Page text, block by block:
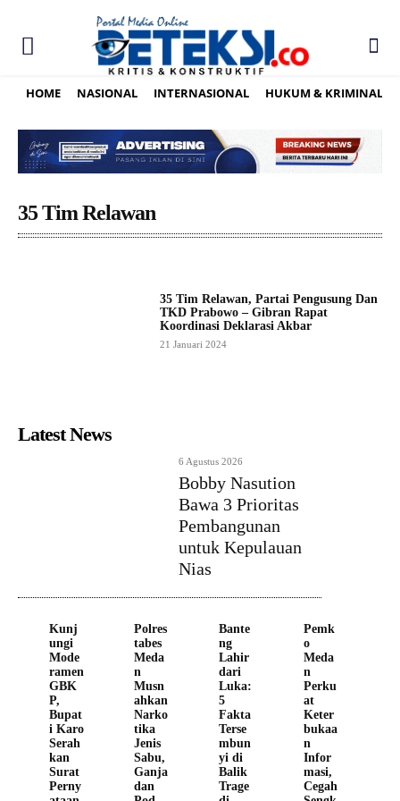
HOME NASIONAL INTERNASIONAL HUKUM & KRIMINAL
35 Tim Relawan
35 Tim Relawan, Partai Pengusung Dan
TKD Prabowo – Gibran Rapat
Koordinasi Deklarasi Akbar
21 Januari 2024
Latest News
6 Agustus 2026
Bobby Nasution
Bawa 3 Prioritas
Pembangunan
untuk Kepulauan
Nias
Kunj
ungi
Mode
ramen
GBK
P,
Bupat
i Karo
Serah
kan
Surat
Perny
Polres
tabes
Meda
n
Musn
ahkan
Narko
tika
Jenis
Sabu,
Ganja
dan
Bante
ng
Lahir
dari
Luka:
5
Fakta
Terse
mbun
yi di
Balik
Trage
Pemk
o
Meda
n
Perku
at
Keter
bukaa
n
Infor
masi,
Cegah